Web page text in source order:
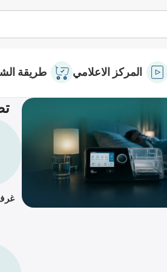
المركز الاعلامي طريقة